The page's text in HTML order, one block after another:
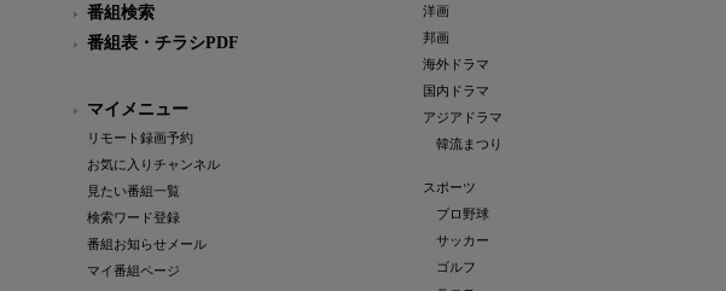
番組検索
番組表・チラシPDF
マイメニュー
リモート録画予約
お気に入りチャンネル
見たい番組一覧
検索ワード登録
番組お知らせメール
マイ番組ページ
洋画
邦画
海外ドラマ
国内ドラマ
アジアドラマ
韓流まつり
スポーツ
プロ野球
サッカー
ゴルフ